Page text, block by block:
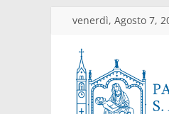
Salta
contenuto
venerdì, Agosto 7,